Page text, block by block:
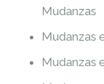
Mudanzas
Mudanzas
Mudanzas